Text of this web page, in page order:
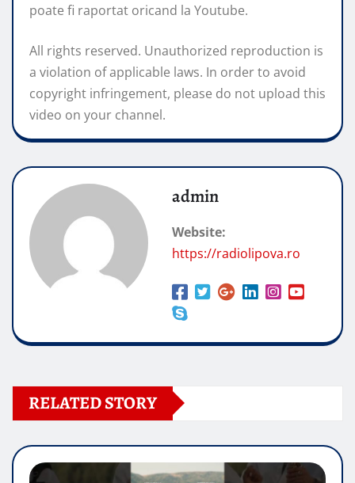
poate fi raportat oricand la Youtube.
All rights reserved. Unauthorized reproduction is
a violation of applicable laws. In order to avoid
copyright infringement, please do not upload this
video on your channel.
admin
Website:
https://radiolipova.ro
RELATED STORY